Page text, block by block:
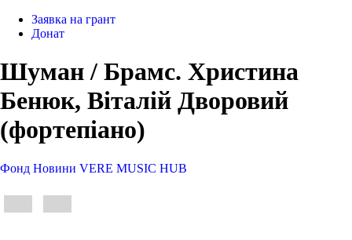
Заявка на грант
Донат
Шуман / Брамс. Христина
Бенюк, Віталій Дворовий
(фортепіано)
Фонд Новини VERE MUSIC HUB